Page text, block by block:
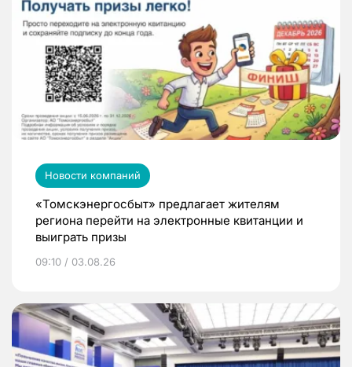
Новости компаний
«Томскэнергосбыт» предлагает жителям
региона перейти на электронные квитанции и
выиграть призы
09:10 / 03.08.26